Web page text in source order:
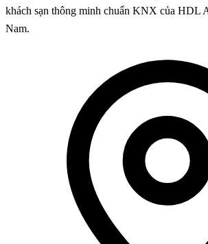
khách sạn thông minh chuẩn KNX của HDL
Nam.